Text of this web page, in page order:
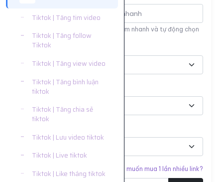
Tiktok | Tăng tim video
Tiktok | Tăng follow
Tiktok
Tiktok | Tăng view video
Tiktok | Tăng bình luận
tiktok
Tiktok | Tăng chia sẻ
tiktok
Tiktok | Lưu video tiktok
Tiktok | Live tiktok
Tiktok | Like tháng tiktok
Nhập tên hoặc ID dịch vụ để tìm kiếm nhanh và tự động chọn
Nền tảng
Phân loại
Bạn muốn mua 1 lần nhiều link?